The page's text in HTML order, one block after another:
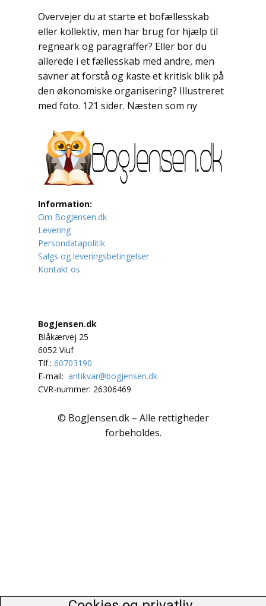
Landbrug / Skovbrug
Litteraturhistorie
Lokalhistorie / Topografi
Lufttrafik / Fly
Lystfiskeri
Mad
Musik
Mytologi / Sagn / Sagaer
Naturen
Oldtidskundskab
Polarlandene
Psykologi
Rejser / Geografi
Samfund / Politik
Overvejer du at starte et bofællesskab
eller kollektiv, men har brug for hjælp til
regneark og paragraffer? Eller bor du
allerede i et fællesskab med andre, men
savner at forstå og kaste et kritisk blik på
den økonomiske organisering? Illustreret
med foto. 121 sider. Næsten som ny
Information:
Om BogJensen.dk
Levering
Persondatapolitik
Salgs og leveringsbetingelser
Kontakt os
BogJensen.dk
Blåkærvej 25
6052 Viuf
Tlf.: 60703190
E-mail: antikvar@bogjensen.dk
CVR-nummer: 26306469
© BogJensen.dk – Alle rettigheder
forbeholdes.